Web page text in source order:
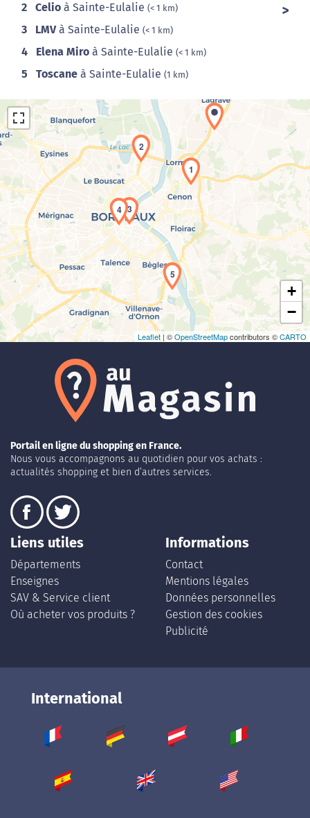
2 Celio à Sainte-Eulalie (< 1 km)
3 LMVà Sainte-Eulalie (< 1 km)
4 Elena Miro à Sainte-Eulalie (< 1 km)
5 Toscane à Sainte-Eulalie (1 km)
Chargement de la carte en cours...
1
2
3
4
5
+
−
Leaflet| ©OpenStreetMapcontributors ©CARTO
Portail en ligne du shopping en France.
Nous vous accompagnons au quotidien pour vos achats :
actualités shopping et bien d’autres services.
Liens utiles
Départements
Enseignes
SAV & Service client
Où acheter vos produits ?
Informations
Contact
Mentions légales
Données personnelles
Gestion des cookies
Publicité
International